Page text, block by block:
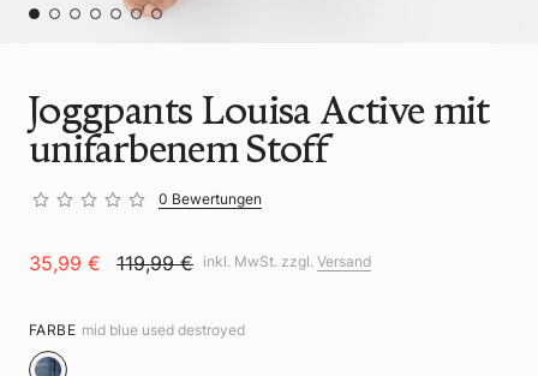
Joggpants Louisa Active mit
unifarbenem Stoff
0 Bewertungen
35,99 € 119,99 € inkl. MwSt. zzgl. Versand
FARBE mid blue used destroyed